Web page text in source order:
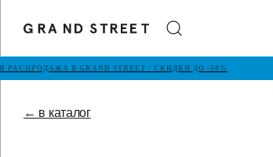
В GRAND STREET / СКИДКИ ДО -50%
← в каталог